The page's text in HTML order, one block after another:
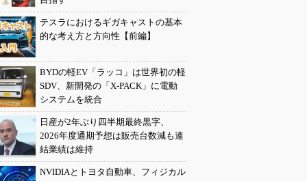
テスラにおけるギガキャストの基本
的な考え方と方向性【前編】
BYDの軽EV「ラッコ」は世界初の軽
SDV、新開発の「X-PACK」に電動
システムを統合
日産が2年ぶり四半期最終黒字、
2026年度通期予想は販売台数減も連
結業績は維持
NVIDIAとトヨタ自動車、フィジカル